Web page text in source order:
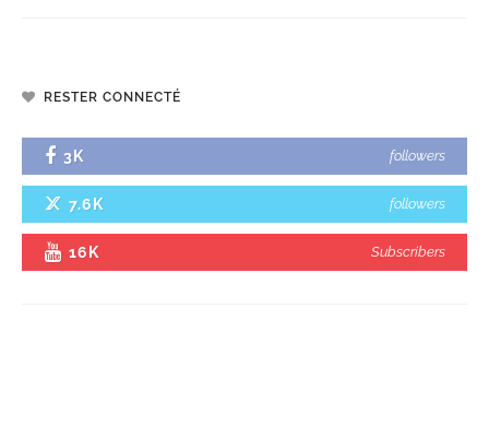
RESTER CONNECTÉ
3K followers
7.6K followers
16K Subscribers